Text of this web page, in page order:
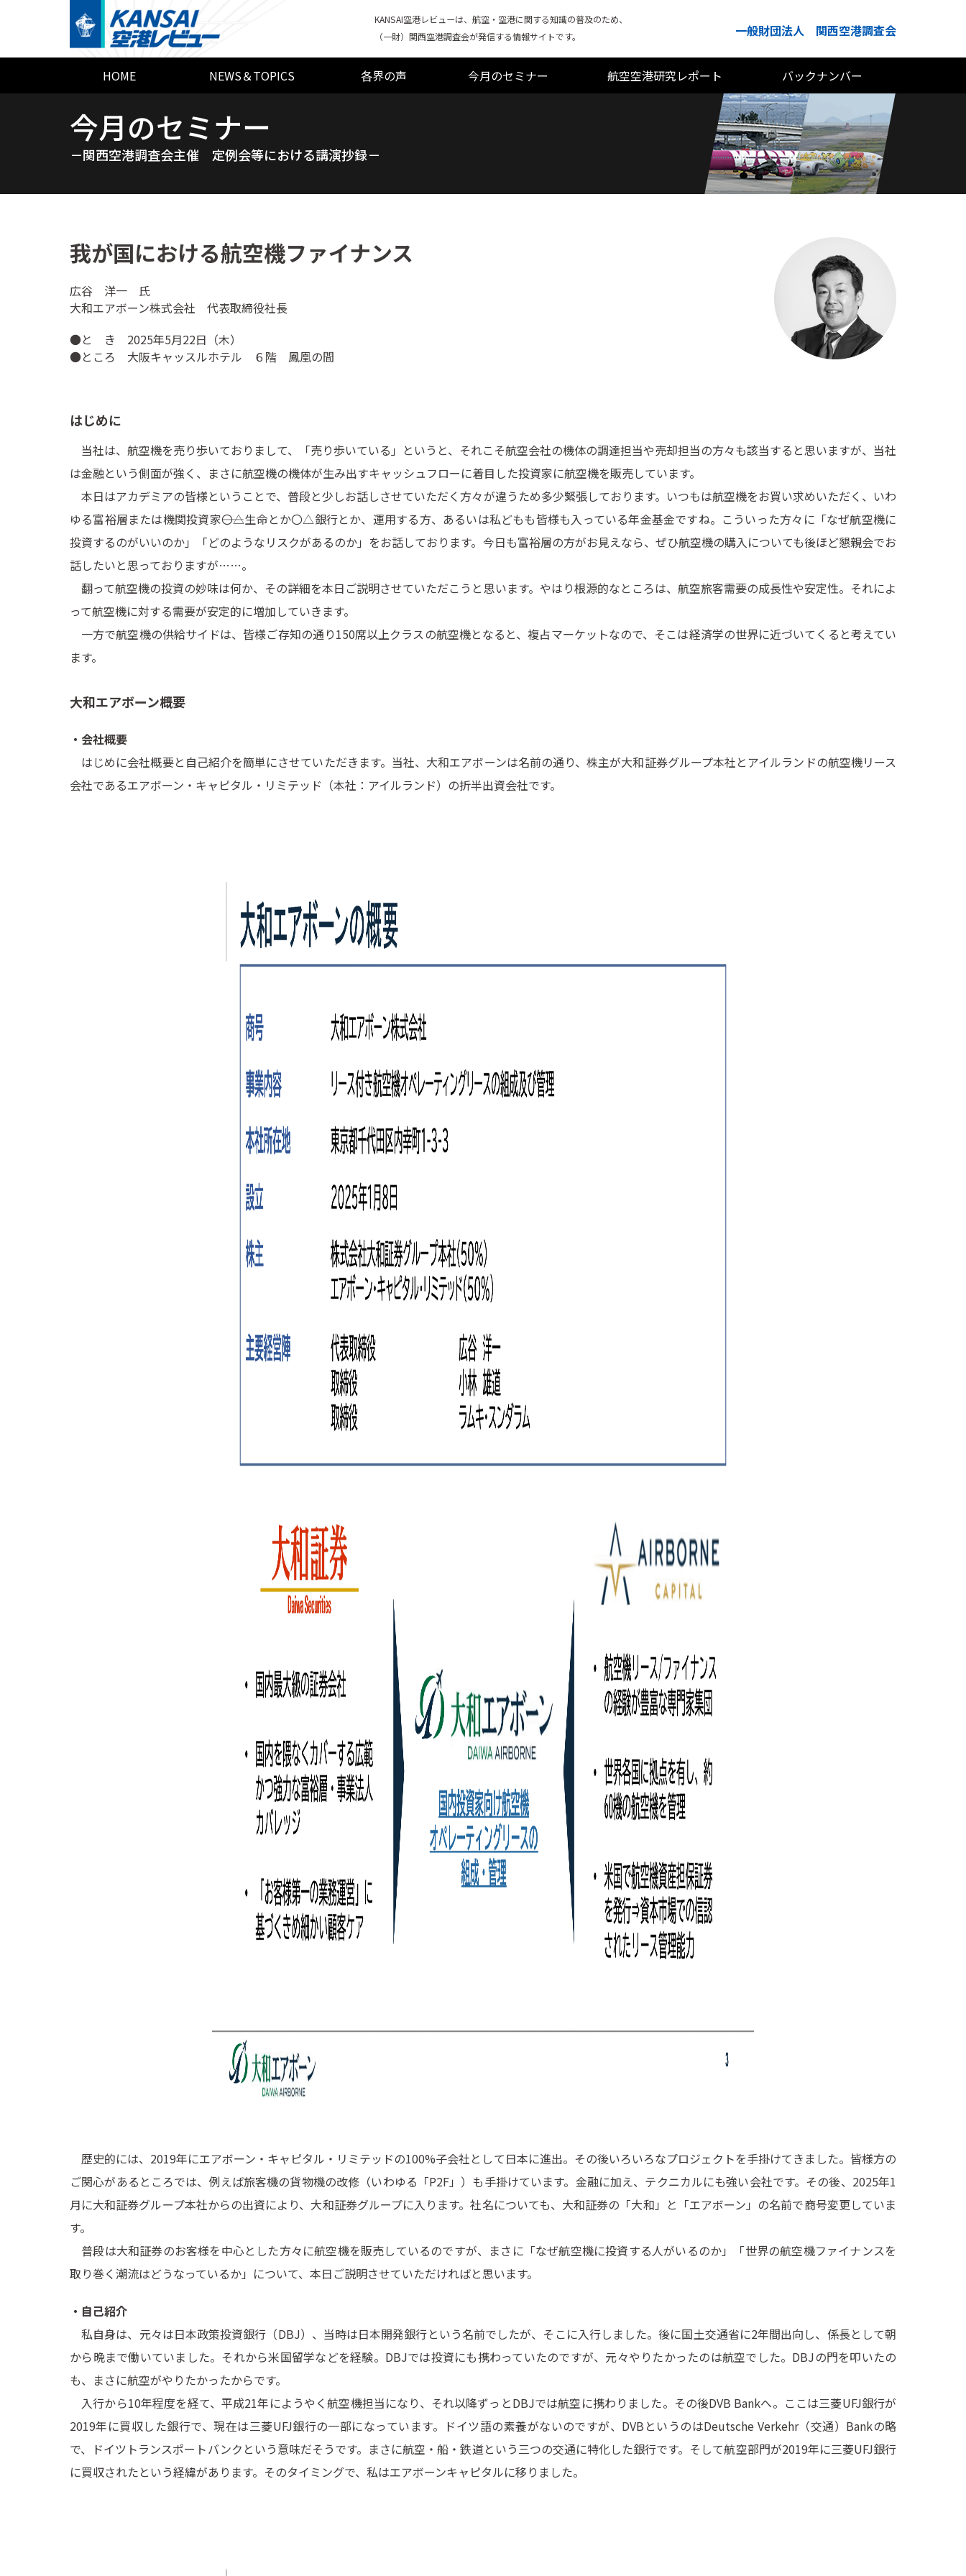
KANSAI空港レビューは、航空・空港に関する知識の普及のため、
（一財）関西空港調査会が発信する情報サイトです。
一般財団法人 関西空港調査会
HOME NEWS＆TOPICS 各界の声 今月のセミナー 航空空港研究レポート バックナンバー
今月のセミナー
－関西空港調査会主催 定例会等における講演抄録－
我が国における航空機ファイナンス
広谷 洋一 氏
大和エアボーン株式会社 代表取締役社長
●と き 2025年5月22日（木）
●ところ 大阪キャッスルホテル ６階 鳳凰の間
はじめに
当社は、航空機を売り歩いておりまして、「売り歩いている」というと、それこそ航空会社の機体の調達担当や売却担当の方々も該当すると思いますが、当社
は金融という側面が強く、まさに航空機の機体が生み出すキャッシュフローに着目した投資家に航空機を販売しています。
本日はアカデミアの皆様ということで、普段と少しお話しさせていただく方々が違うため多少緊張しております。いつもは航空機をお買い求めいただく、いわ
ゆる富裕層または機関投資家――〇△生命とか〇△銀行とか、運用する方、あるいは私どもも皆様も入っている年金基金ですね。こういった方々に「なぜ航空機に
投資するのがいいのか」「どのようなリスクがあるのか」をお話しております。今日も富裕層の方がお見えなら、ぜひ航空機の購入についても後ほど懇親会でお
話したいと思っておりますが……。
翻って航空機の投資の妙味は何か、その詳細を本日ご説明させていただこうと思います。やはり根源的なところは、航空旅客需要の成長性や安定性。それによ
って航空機に対する需要が安定的に増加していきます。
一方で航空機の供給サイドは、皆様ご存知の通り150席以上クラスの航空機となると、複占マーケットなので、そこは経済学の世界に近づいてくると考えてい
ます。
大和エアボーン概要
・会社概要
はじめに会社概要と自己紹介を簡単にさせていただきます。当社、大和エアボーンは名前の通り、株主が大和証券グループ本社とアイルランドの航空機リース
会社であるエアボーン・キャピタル・リミテッド（本社：アイルランド）の折半出資会社です。
歴史的には、2019年にエアボーン・キャピタル・リミテッドの100%子会社として日本に進出。その後いろいろなプロジェクトを手掛けてきました。皆様方の
ご関心があるところでは、例えば旅客機の貨物機の改修（いわゆる「P2F」）も手掛けています。金融に加え、テクニカルにも強い会社です。その後、2025年1
月に大和証券グループ本社からの出資により、大和証券グループに入ります。社名についても、大和証券の「大和」と「エアボーン」の名前で商号変更していま
す。
普段は大和証券のお客様を中心とした方々に航空機を販売しているのですが、まさに「なぜ航空機に投資する人がいるのか」「世界の航空機ファイナンスを
取り巻く潮流はどうなっているか」について、本日ご説明させていただければと思います。
・自己紹介
私自身は、元々は日本政策投資銀行（DBJ）、当時は日本開発銀行という名前でしたが、そこに入行しました。後に国土交通省に2年間出向し、係長として朝
から晩まで働いていました。それから米国留学などを経験。DBJでは投資にも携わっていたのですが、元々やりたかったのは航空でした。DBJの門を叩いたの
も、まさに航空がやりたかったからです。
入行から10年程度を経て、平成21年にようやく航空機担当になり、それ以降ずっとDBJでは航空に携わりました。その後DVB Bankへ。ここは三菱UFJ銀行が
2019年に買収した銀行で、現在は三菱UFJ銀行の一部になっています。ドイツ語の素養がないのですが、DVBというのはDeutsche Verkehr（交通）Bankの略
で、ドイツトランスポートバンクという意味だそうです。まさに航空・船・鉄道という三つの交通に特化した銀行です。そして航空部門が2019年に三菱UFJ銀行
に買収されたという経緯があります。そのタイミングで、私はエアボーンキャピタルに移りました。